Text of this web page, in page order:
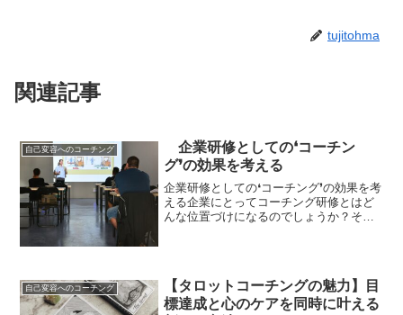
tujitohma
関連記事
自己変容へのコーチング
企業研修としての❛コーチン
グ❜の効果を考える
企業研修としての❛コーチング❜の効果を考
える企業にとってコーチング研修とはど
んな位置づけになるのでしょうか？それ
自己変容へのコーチング
【タロットコーチングの魅力】目
標達成と心のケアを同時に叶える